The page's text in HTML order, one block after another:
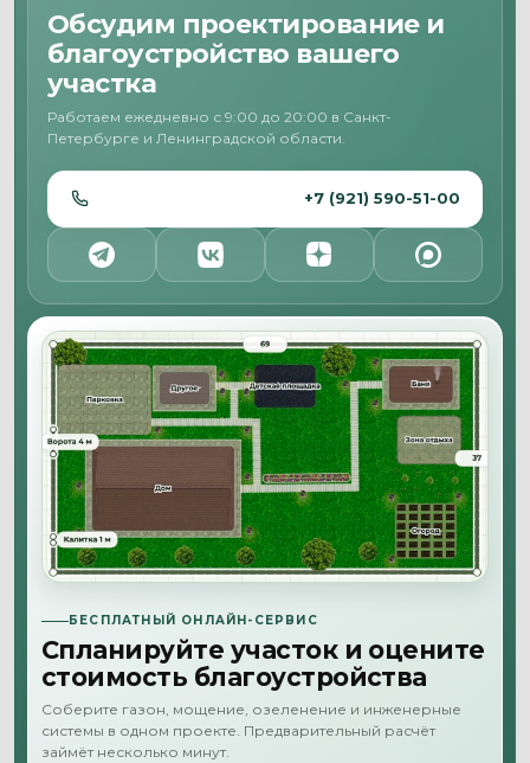
Обсудим проектирование и
благоустройство вашего
участка
Работаем ежедневно с 9:00 до 20:00 в Санкт-
Петербурге и Ленинградской области.
+7 (921) 590-51-00
БЕСПЛАТНЫЙ ОНЛАЙН-СЕРВИС
Спланируйте участок и оцените
стоимость благоустройства
Соберите газон, мощение, озеленение и инженерные
системы в одном проекте. Предварительный расчёт
займёт несколько минут.